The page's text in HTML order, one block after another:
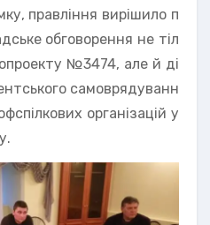
правління вирішило п
обговорення не тіл
№3474, але й ді
самоврядуванн
організацій у